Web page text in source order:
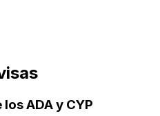
ADA y CYP